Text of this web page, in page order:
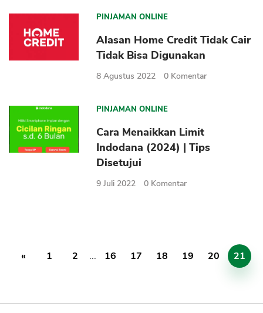
PINJAMAN ONLINE
Alasan Home Credit Tidak Cair
Tidak Bisa Digunakan
8 Agustus 2022 0 Komentar
PINJAMAN ONLINE
Cara Menaikkan Limit
Indodana (2024) | Tips
Disetujui
9 Juli 2022 0 Komentar
« 1 2 ... 16 17 18 19 20 21